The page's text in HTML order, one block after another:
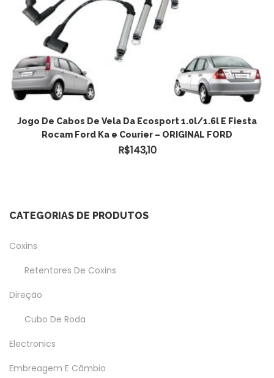
ADICIONAR AO CARRINHO
Jogo De Cabos De Vela Da Ecosport 1.0l/1.6l E Fiesta
Rocam Ford Ka e Courier – ORIGINAL FORD
R$143,10
CATEGORIAS DE PRODUTOS
Coxins
Retentores De Coxins
Direção
Cubo De Roda
Electronics
Embreagem E Câmbio